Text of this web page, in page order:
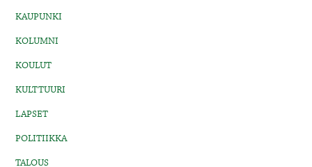
KAUPUNKI
KOLUMNI
KOULUT
KULTTUURI
LAPSET
POLITIIKKA
TALOUS